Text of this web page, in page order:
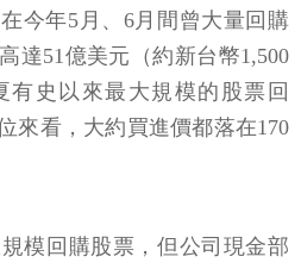
今年5月、6月間曾大量回購
達51億美元（約新台幣1,500
有史以來最大規模的股票回
來看，大約買進價都落在170
模回購股票，但公司現金部